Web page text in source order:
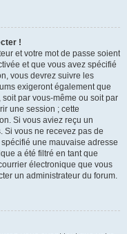
!
et votre mot de passe soient
et que vous avez spécifié
vous devrez suivre les
exigeront également que
par vous-même ou soit par
une session ; cette
Si vous aviez reçu un
Si vous ne recevez pas de
une mauvaise adresse
a été filtré en tant que
électronique que vous
un administrateur du forum.